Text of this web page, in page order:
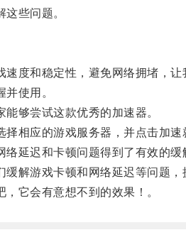
些问题。
和稳定性，避免网络拥堵，让
使用。
够尝试这款优秀的加速器。
相应的游戏服务器，并点击加速
延迟和卡顿问题得到了有效的缓
游戏卡顿和网络延迟等问题，
它会有意想不到的效果！。